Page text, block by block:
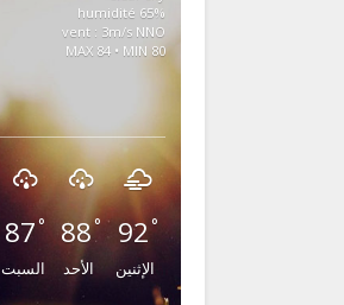
65% humidité
vent : 3m/s NNO
MAX 84 • MIN 80
87°
السبت
88°
الأحد
92°
الإثنين